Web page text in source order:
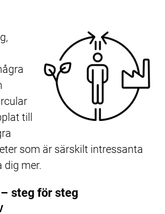
till
som är särskilt intressanta
dig mer.
steg för steg